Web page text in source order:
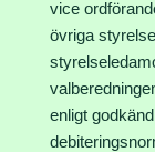
vice
övriga
enligt